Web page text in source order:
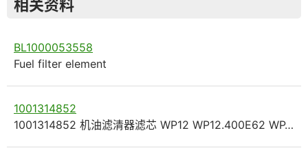
相关资料
BL1000053558
Fuel filter element
1001314852
1001314852 机油滤清器滤芯 WP12 WP12.400E62 WP…